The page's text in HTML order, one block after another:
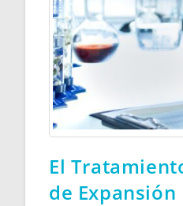
El
de Expansión